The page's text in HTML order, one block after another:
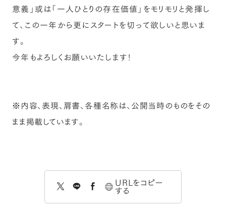
意義」或は「一人ひとりの存在価値」をモリモリと発揮し
て、この一年から更にスタートを切って欲しいと思いま
す。
今年もよろしくお願いいたします！
※内容、表現、肩書、各種名称は、公開当時のものをその
まま掲載しています。
URLをコピー
する